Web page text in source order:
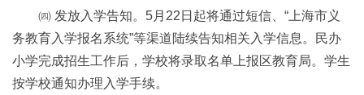
㈣ 发放入学告知。5月22日起将通过短信、“上海市义
务教育入学报名系统”等渠道陆续告知相关入学信息。民办
小学完成招生工作后，学校将录取名单上报区教育局。学生
按学校通知办理入学手续。